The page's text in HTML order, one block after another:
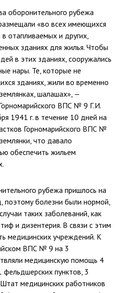
оборонительного рубежа
«во всех имеющихся
отапливаемых и других,
зданиях для жилья. Чтобы
в этих зданиях, сооружались
нары. Те, которые не
зданиях, жили во вре­менно
шалашах», —
ВПС № 9 Г.И.
1941 г. в течение 10 дней на
Горномарий­ского ВПС №
что давало
обеспечить жильем
рубежа пришлось на
поэтому болезни были нормой,
таких заболеваний, как
и дизен­терия. В связи с этим
медицинских учрежде­ний. К
ВПС № 9 на 3
медицинскую помощь 4
фельд­шерских пунктов, 3
медицинских работников